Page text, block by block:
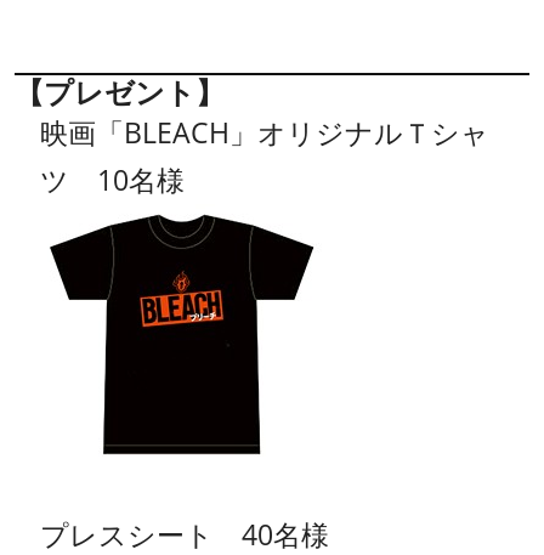
【プレゼント】
映画「BLEACH」オリジナルＴシャ
ツ 10名様
プレスシート 40名様